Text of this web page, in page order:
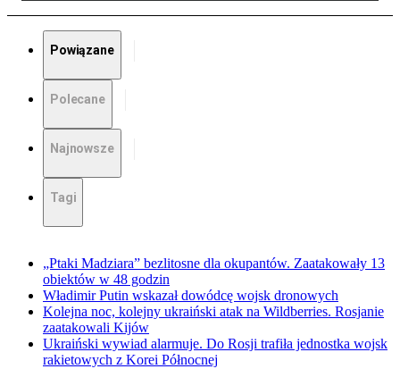
Powiązane
Polecane
Najnowsze
Tagi
„Ptaki Madziara” bezlitosne dla okupantów. Zaatakowały 13
obiektów w 48 godzin
Władimir Putin wskazał dowódcę wojsk dronowych
Kolejna noc, kolejny ukraiński atak na Wildberries. Rosjanie
zaatakowali Kijów
Ukraiński wywiad alarmuje. Do Rosji trafiła jednostka wojsk
rakietowych z Korei Północnej